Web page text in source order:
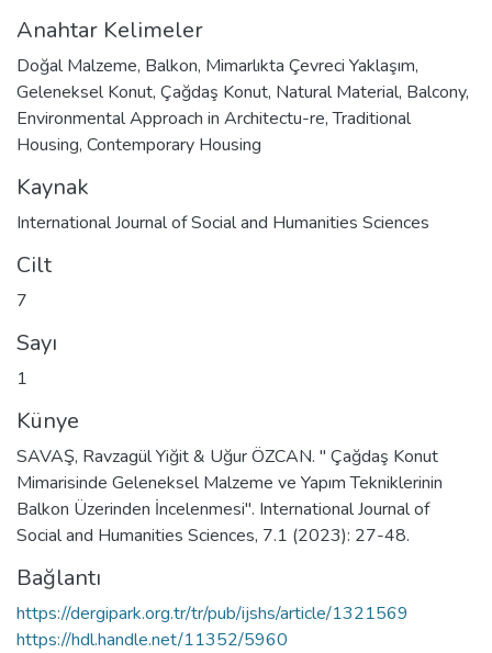
Anahtar Kelimeler
Doğal Malzeme, Balkon, Mimarlıkta Çevreci Yaklaşım,
Geleneksel Konut, Çağdaş Konut, Natural Material, Balcony,
Environmental Approach in Architectu-re,Traditional
Housing, Contemporary Housing
Kaynak
International Journal of Social and Humanities Sciences
Cilt
7
Sayı
1
Künye
SAVAŞ, Ravzagül Yiğit & Uğur ÖZCAN. " Çağdaş Konut
Mimarisinde Geleneksel Malzeme ve Yapım Tekniklerinin
Balkon Üzerinden İncelenmesi". International Journal of
Social and Humanities Sciences, 7.1 (2023): 27-48.
Bağlantı
https://dergipark.org.tr/tr/pub/ijshs/article/1321569
https://hdl.handle.net/11352/5960